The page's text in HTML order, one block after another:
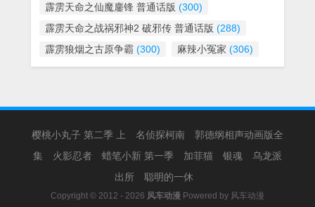
霹雳天命之仙魔鏖锋 普通话版 (300)
霹雳天命之战祸邪神2 破邪传 普通话版 (288)
霹雳狼烟之古原争霸 (300) 麻辣小冤家 (306)
樱桃小丸子 第二季 上 名侦探柯南
郭德纲相声动画版全
集
火影忍者 蜡笔小新 第一季 加菲猫 银魂
乌龙派
出所
聪明的一休
Copyright © 2012 - 2026 风车动漫 Powered by 风车动漫